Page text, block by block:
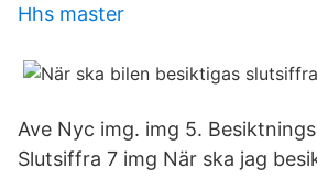
Hhs master
Ave Nyc img. img 5.
Slutsiffra 7 img När ska jag